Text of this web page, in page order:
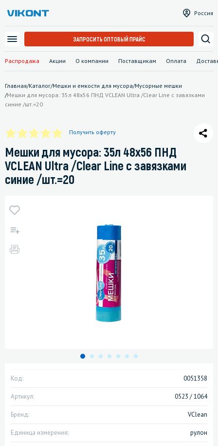
Распродажа Акции О компании Поставщикам Оплата
Россия
ЗАПРОСИТЬ ОПТОВЫЙ ПРАЙС
Главная/Каталог/Мешки и емкости для мусора/Мусорные мешки
/Мешки для мусора: 35л 48х56 ПНД VCLEAN Ultra /Clear Line с завязками
синие /шт.=20
Получить оферту
Мешки для мусора: 35л 48х56 ПНД
VCLEAN Ultra /Clear Line с завязками
синие /шт.=20
Код: 0051358
Артикул: 0523 / 1064
Бренд: VClean
Единица измерения: рулон